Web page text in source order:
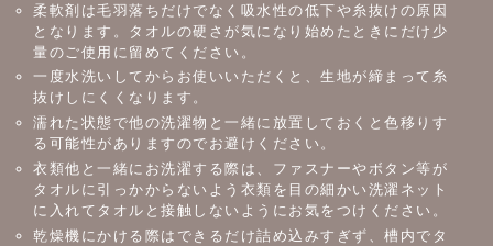
柔軟剤は毛羽落ちだけでなく吸水性の低下や糸抜けの原因
となります。タオルの硬さが気になり始めたときにだけ少
量のご使用に留めてください。
一度水洗いしてからお使いいただくと、生地が締まって糸
抜けしにくくなります。
濡れた状態で他の洗濯物と一緒に放置しておくと色移りす
る可能性がありますのでお避けください。
衣類他と一緒にお洗濯する際は、ファスナーやボタン等が
タオルに引っかからないよう衣類を目の細かい洗濯ネット
に入れてタオルと接触しないようにお気をつけください。
乾燥機にかける際はできるだけ詰め込みすぎず、槽内でタ